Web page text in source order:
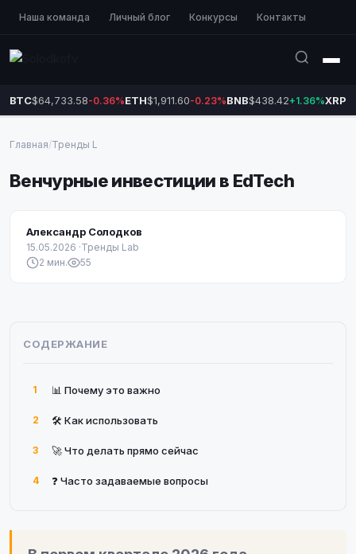
Наша команда Личный блог Конкурсы Контакты
BTC$64,733.58-0.36%ETH$1,911.60-0.23%BNB$438.42+1.36%XRP
Главная/Тренды L
Венчурные инвестиции в EdTech
Александр Солодков
15.05.2026 ·Тренды Lab
2 мин.
55
СОДЕРЖАНИЕ
1 📊 Почему это важно
2 🛠 Как использовать
3 🚀 Что делать прямо сейчас
4 ❓ Часто задаваемые вопросы